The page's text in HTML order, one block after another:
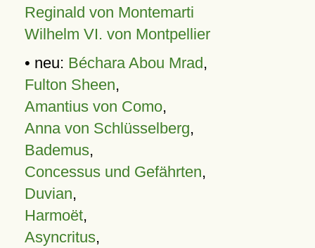
Reginald von Montemarti
Wilhelm VI. von Montpellier
• neu: Béchara Abou Mrad,
Fulton Sheen,
Amantius von Como,
Anna von Schlüsselberg,
Bademus,
Concessus und Gefährten,
Duvian,
Harmoët,
Asyncritus,